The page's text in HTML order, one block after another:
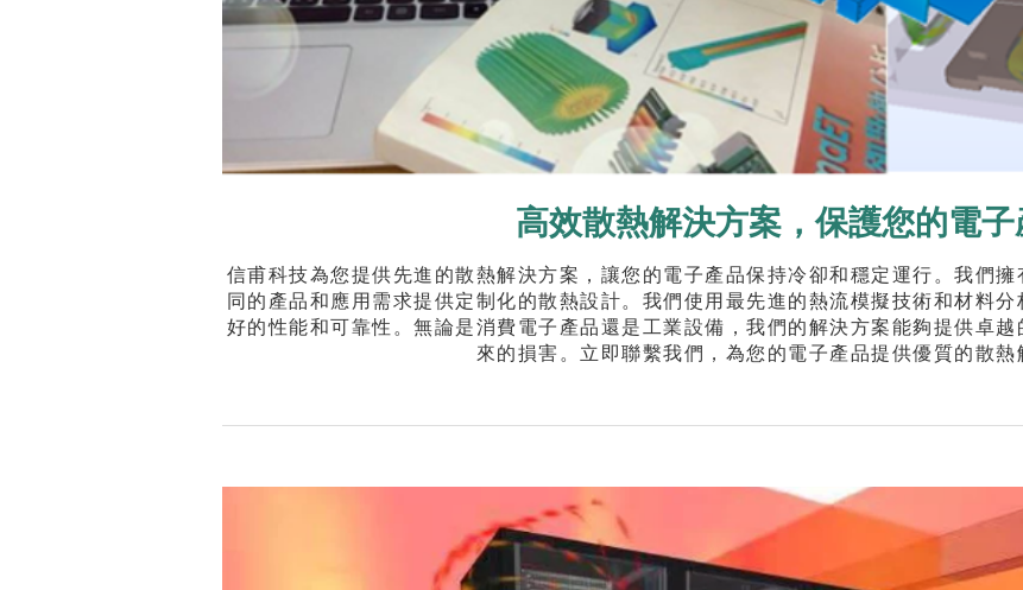
高效散熱解決方案，保護您的電子
信甫科技為您提供先進的散熱解決方案，讓您的電子產品保持冷卻和穩定運行。我們
同的產品和應用需求提供定制化的散熱設計。我們使用最先進的熱流模擬技術和材料
好的性能和可靠性。無論是消費電子產品還是工業設備，我們的解決方案能夠提供卓
來的損害。立即聯繫我們，為您的電子產品提供優質的散熱